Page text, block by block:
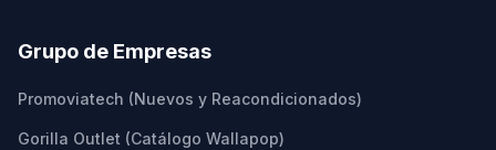
Grupo de Empresas
Promoviatech (Nuevos y Reacondicionados)
Gorilla Outlet (Catálogo Wallapop)